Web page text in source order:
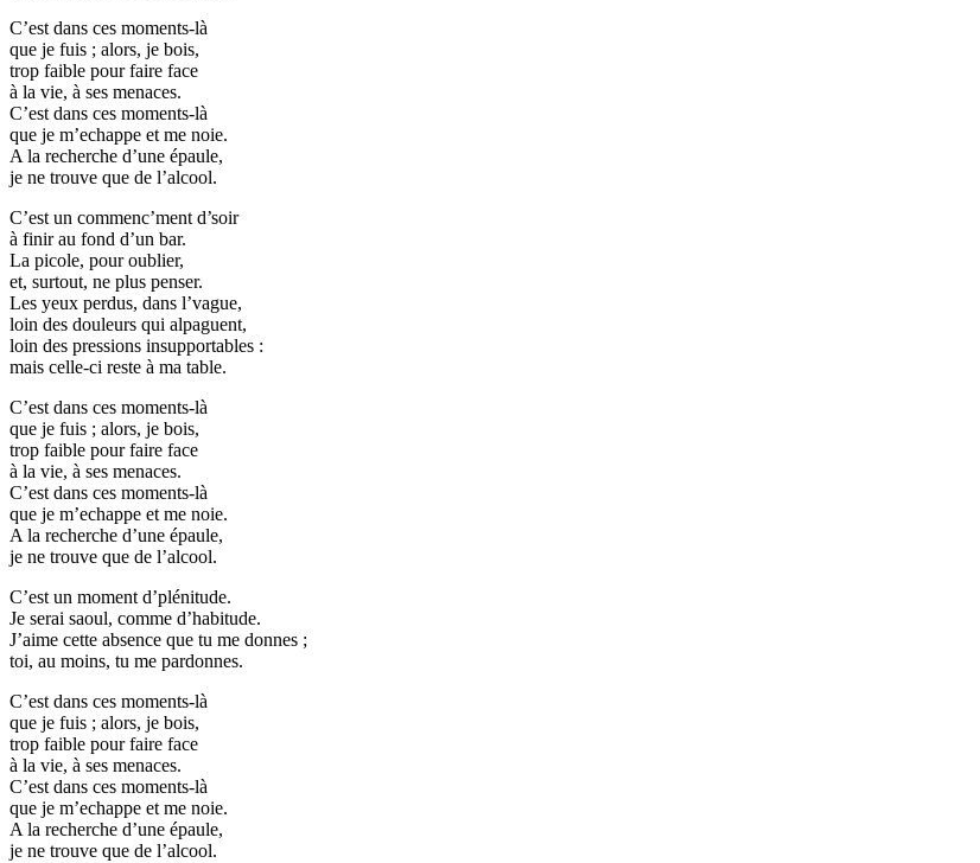
C’est dans ces moments-là
que je fuis ; alors, je bois,
trop faible pour faire face
à la vie, à ses menaces.
C’est dans ces moments-là
que je m’echappe et me noie.
A la recherche d’une épaule,
je ne trouve que de l’alcool.
C’est un commenc’ment d’soir
à finir au fond d’un bar.
La picole, pour oublier,
et, surtout, ne plus penser.
Les yeux perdus, dans l’vague,
loin des douleurs qui alpaguent,
loin des pressions insupportables :
mais celle-ci reste à ma table.
C’est dans ces moments-là
que je fuis ; alors, je bois,
trop faible pour faire face
à la vie, à ses menaces.
C’est dans ces moments-là
que je m’echappe et me noie.
A la recherche d’une épaule,
je ne trouve que de l’alcool.
C’est un moment d’plénitude.
Je serai saoul, comme d’habitude.
J’aime cette absence que tu me donnes ;
toi, au moins, tu me pardonnes.
C’est dans ces moments-là
que je fuis ; alors, je bois,
trop faible pour faire face
à la vie, à ses menaces.
C’est dans ces moments-là
que je m’echappe et me noie.
A la recherche d’une épaule,
je ne trouve que de l’alcool.